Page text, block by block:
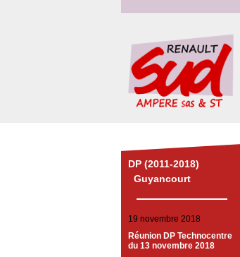
DP (2011-2018)
Guyancourt
19 novembre 2018
Réunion DP Technocentre
du 13 novembre 2018